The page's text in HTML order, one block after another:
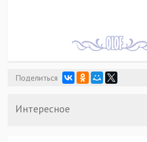
Поделиться
Интересное